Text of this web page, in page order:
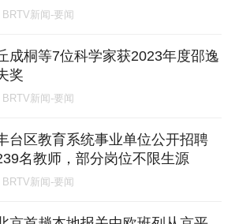
BRTV新闻-要闻
成桐等7位科学家获2023年度邵逸
奖
BRTV新闻-要闻
台区教育系统事业单位公开招聘
名教师，部分岗位不限生源
BRTV新闻-要闻